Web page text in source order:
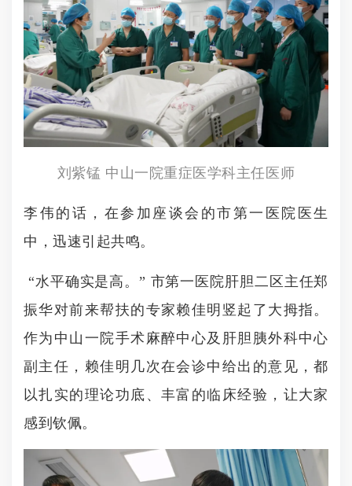
刘紫锰 中山一院重症医学科主任医师
李伟的话，在参加座谈会的市第一医院医生
中，迅速引起共鸣。
“水平确实是高。” 市第一医院肝胆二区主任郑
振华对前来帮扶的专家赖佳明竖起了大拇指。
作为中山一院手术麻醉中心及肝胆胰外科中心
副主任，赖佳明几次在会诊中给出的意见，都
以扎实的理论功底、丰富的临床经验，让大家
感到钦佩。